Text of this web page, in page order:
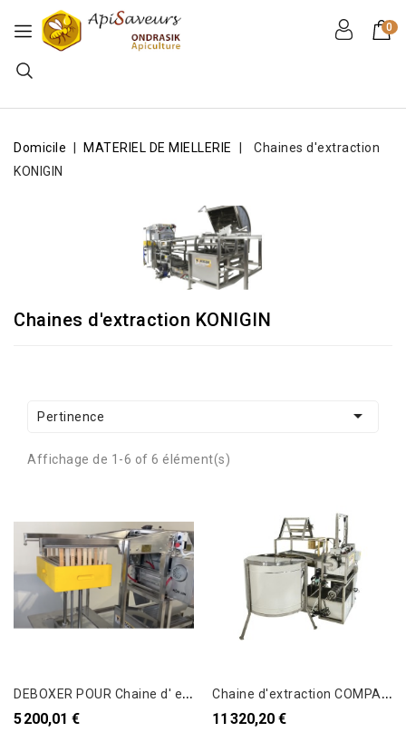
0
Domicile MATERIEL DE MIELLERIE
Chaines d'extraction
KONIGIN
Chaines d'extraction KONIGIN
Pertinence 
Affichage de 1-6 of 6 élément(s)
D
EBOXER POUR Chaine d' extraction KONIGIN 2023
5 200,01 €
C
haine d'extraction COMPACTE
11 320,20 €